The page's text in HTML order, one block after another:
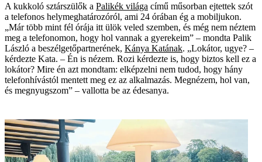
A kukkoló sztárszülők a Palikék világa című műsorban ejtettek szót
a telefonos helymeghatározóról, ami 24 órában ég a mobiljukon.
„Már több mint fél órája itt ülök veled szemben, és még nem néztem
meg a telefonomon, hogy hol vannak a gyerekeim” – mondta Palik
László a beszélgetőpartnerének, Kánya Katának. „Lokátor, ugye? –
kérdezte Kata. – Én is nézem. Rozi kérdezte is, hogy biztos kell ez a
lokátor? Mire én azt mondtam: elképzelni nem tudod, hogy hány
telefonhívástól mentett meg ez az alkalmazás. Megnézem, hol van,
és megnyugszom” – vallotta be az édesanya.